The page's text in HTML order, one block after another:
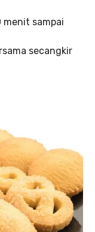
menit sampai
secangkir